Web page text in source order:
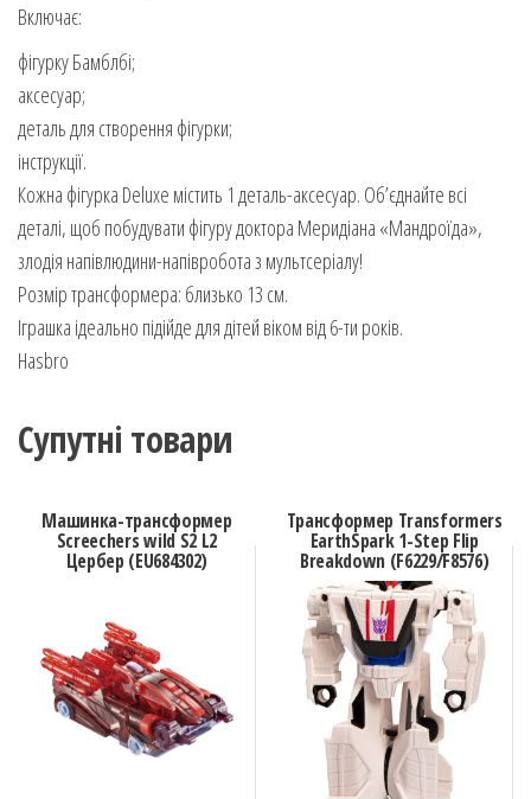
Включає:
фігурку Бамблбі;
аксесуар;
деталь для створення фігурки;
інструкції.
Кожна фігурка Deluxe містить 1 деталь-аксесуар. Об’єднайте всі
деталі, щоб побудувати фігуру доктора Меридіана «Мандроїда»,
злодія напівлюдини-напівробота з мультсеріалу!
Розмір трансформера: близько 13 см.
Іграшка ідеально підійде для дітей віком від 6-ти років.
Hasbro
Супутні товари
Машинка-трансформер
Screechers wild S2 L2
Цербер (EU684302)
Трансформер Transformers
EarthSpark 1-Step Flip
Breakdown (F6229/F8576)